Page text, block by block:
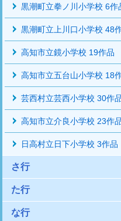
黒潮町立拳ノ川小学校 6作
黒潮町立上川口小学校 48
高知市立鏡小学校 19作品
高知市立五台山小学校 18
芸西村立芸西小学校 30作
高知市立介良小学校 23作
日高村立日下小学校 3作品
さ行
た行
な行